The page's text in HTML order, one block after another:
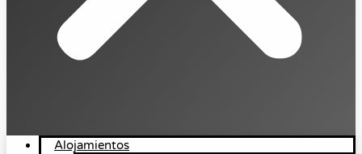
Alojamientos